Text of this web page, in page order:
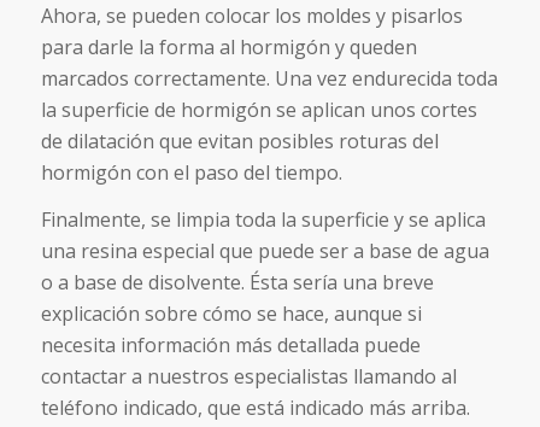
Ahora, se pueden colocar los moldes y pisarlos
para darle la forma al hormigón y queden
marcados correctamente. Una vez endurecida toda
la superficie de hormigón se aplican unos cortes
de dilatación que evitan posibles roturas del
hormigón con el paso del tiempo.
Finalmente, se limpia toda la superficie y se aplica
una resina especial que puede ser a base de agua
o a base de disolvente. Ésta sería una breve
explicación sobre cómo se hace, aunque si
necesita información más detallada puede
contactar a nuestros especialistas llamando al
teléfono indicado, que está indicado más arriba.